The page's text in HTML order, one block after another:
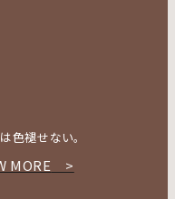
色褪せない。
MORE >